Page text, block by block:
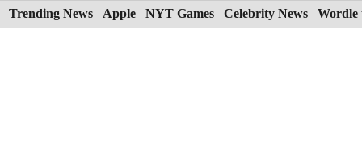
Skip
to
Trending News Apple NYT Games Celebrity News Wordle